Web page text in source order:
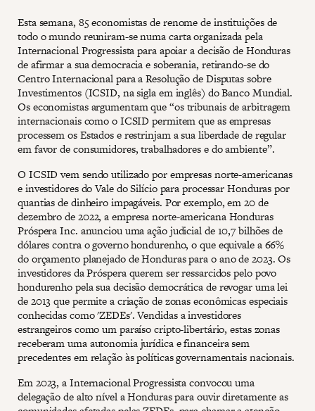
Esta semana, 85 economistas de renome de instituições de
todo o mundo reuniram-se numa carta organizada pela
Internacional Progressista para apoiar a decisão de Honduras
de afirmar a sua democracia e soberania, retirando-se do
Centro Internacional para a Resolução de Disputas sobre
Investimentos (ICSID, na sigla em inglês) do Banco Mundial.
Os economistas argumentam que “os tribunais de arbitragem
internacionais como o ICSID permitem que as empresas
processem os Estados e restrinjam a sua liberdade de regular
em favor de consumidores, trabalhadores e do ambiente”.
O ICSID vem sendo utilizado por empresas norte-americanas
e investidores do Vale do Silício para processar Honduras por
quantias de dinheiro impagáveis. Por exemplo, em 20 de
dezembro de 2022, a empresa norte-americana Honduras
Próspera Inc. anunciou uma ação judicial de 10,7 bilhões de
dólares contra o governo hondurenho, o que equivale a 66%
do orçamento planejado de Honduras para o ano de 2023. Os
investidores da Próspera querem ser ressarcidos pelo povo
hondurenho pela sua decisão democrática de revogar uma lei
de 2013 que permite a criação de zonas econômicas especiais
conhecidas como 'ZEDEs'. Vendidas a investidores
estrangeiros como um paraíso cripto-libertário, estas zonas
receberam uma autonomia jurídica e financeira sem
precedentes em relação às políticas governamentais nacionais.
Em 2023, a Internacional Progressista convocou uma
delegação de alto nível a Honduras para ouvir diretamente as